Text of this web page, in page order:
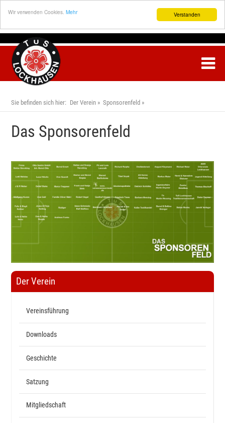
Verstanden
Wir verwenden Cookies. Mehr
Sie befinden sich hier: Der Verein Sponsorenfeld
Das Sponsorenfeld
Der Verein
Vereinsführung
Downloads
Geschichte
Satzung
Mitgliedschaft